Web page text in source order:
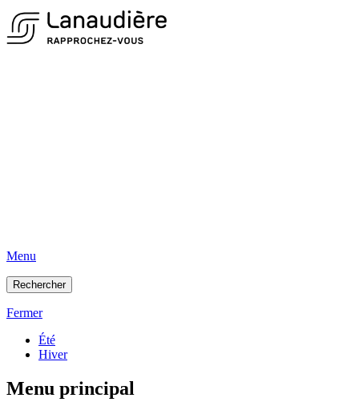
Menu
Rechercher
Fermer
Été
Hiver
Menu principal